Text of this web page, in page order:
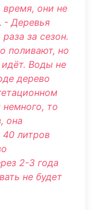
время, они не
- Деревья
за сезон.
поливают, но
идёт. Воды не
дерево
то
она
40 литров
2-3 года
не будет